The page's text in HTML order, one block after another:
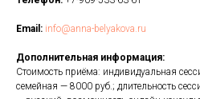
Email: info@anna-belyakova.ru
Дополнительная информация:
Стоимость приёма: индивидуальная
семейная — 8000 руб.; длительность